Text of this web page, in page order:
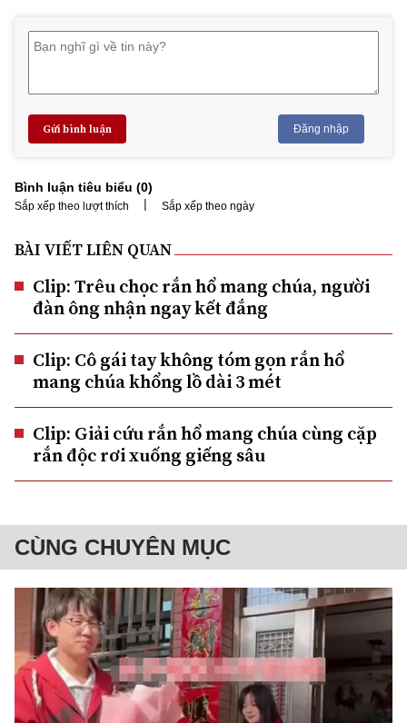
Gửi bình luận Đăng nhập
Bình luận tiêu biểu (0)
Sắp xếp theo lượt thích | Sắp xếp theo ngày
BÀI VIẾT LIÊN QUAN
Clip: Trêu chọc rắn hổ mang chúa, người
đàn ông nhận ngay kết đắng
Clip: Cô gái tay không tóm gọn rắn hổ
mang chúa khổng lồ dài 3 mét
Clip: Giải cứu rắn hổ mang chúa cùng cặp
rắn độc rơi xuống giếng sâu
CÙNG CHUYÊN MỤC